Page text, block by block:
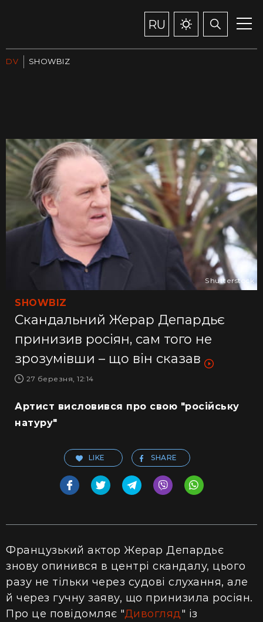
RU
DV SHOWBIZ
SHOWBIZ
Скандальний Жерар Депардьє
принизив росіян, сам того не
зрозумівши – що він сказав
27 березня, 12:14
Shutterstock
Артист висловився про свою "російську
натуру"
LIKE SHARE
Французький актор Жерар Депардьє
знову опинився в центрі скандалу, цього
разу не тільки через судові слухання, але
й через гучну заяву, що принизила росіян.
Про це повідомляє "Дивогляд" із